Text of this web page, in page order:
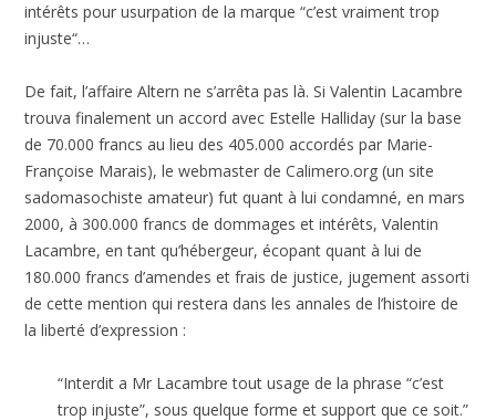
intérêts pour usurpation de la marque “c’est vraiment trop
injuste“…
De fait, l’affaire Altern ne s’arrêta pas là. Si Valentin Lacambre
trouva finalement un accord avec Estelle Halliday (sur la base
de 70.000 francs au lieu des 405.000 accordés par Marie-
Françoise Marais), le webmaster de Calimero.org (un site
sadomasochiste amateur) fut quant à lui condamné, en mars
2000, à 300.000 francs de dommages et intérêts, Valentin
Lacambre, en tant qu’hébergeur, écopant quant à lui de
180.000 francs d’amendes et frais de justice, jugement assorti
de cette mention qui restera dans les annales de l’histoire de
la liberté d’expression :
“Interdit a Mr Lacambre tout usage de la phrase “c’est
trop injuste”, sous quelque forme et support que ce soit.”